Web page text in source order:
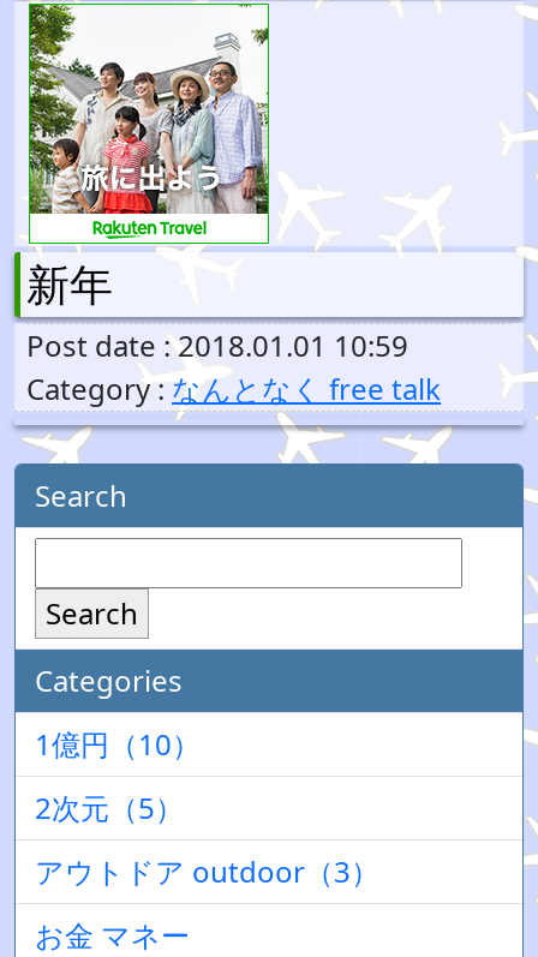
新年
Post date : 2018.01.01 10:59
Category : なんとなく free talk
Search
Search
Categories
1億円（10）
2次元（5）
アウトドア outdoor（3）
お金 マネー